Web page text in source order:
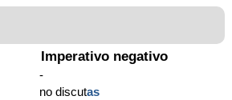
Imperativo negativo
-
no discutas